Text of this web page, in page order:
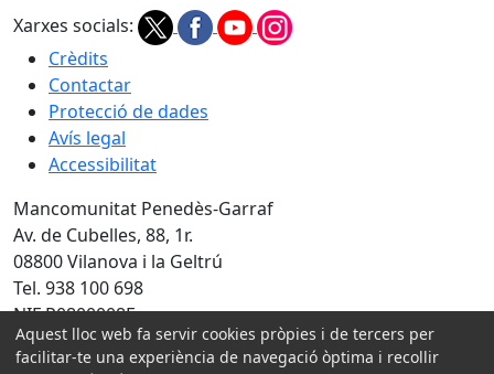
Xarxes socials:
Crèdits
Contactar
Protecció de dades
Avís legal
Accessibilitat
Mancomunitat Penedès-Garraf
Av. de Cubelles, 88, 1r.
08800 Vilanova i la Geltrú
Tel. 938 100 698
NIF P0800008E
Amb la col·laboració de:
Aquest lloc web fa servir cookies pròpies i de tercers per
facilitar-te una experiència de navegació òptima i recollir